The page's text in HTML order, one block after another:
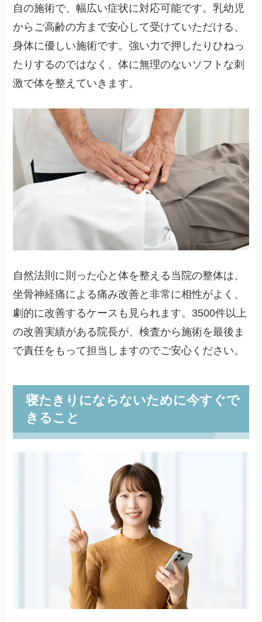
自の施術で、幅広い症状に対応可能です。乳幼児
からご高齢の方まで安心して受けていただける、
身体に優しい施術です。強い力で押したりひねっ
たりするのではなく、体に無理のないソフトな刺
激で体を整えていきます。
自然法則に則った心と体を整える当院の整体は、
坐骨神経痛による痛み改善と非常に相性がよく、
劇的に改善するケースも見られます。3500件以上
の改善実績がある院長が、検査から施術を最後ま
で責任をもって担当しますのでご安心ください。
寝たきりにならないために今すぐで
きること